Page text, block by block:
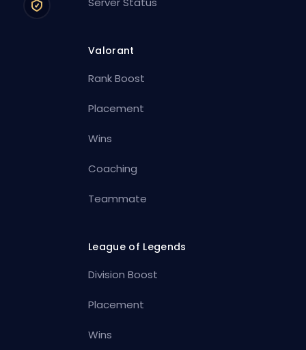
Valorant
Rank Boost
Placement
Wins
Coaching
Teammate
League of Legends
Division Boost
Placement
Wins